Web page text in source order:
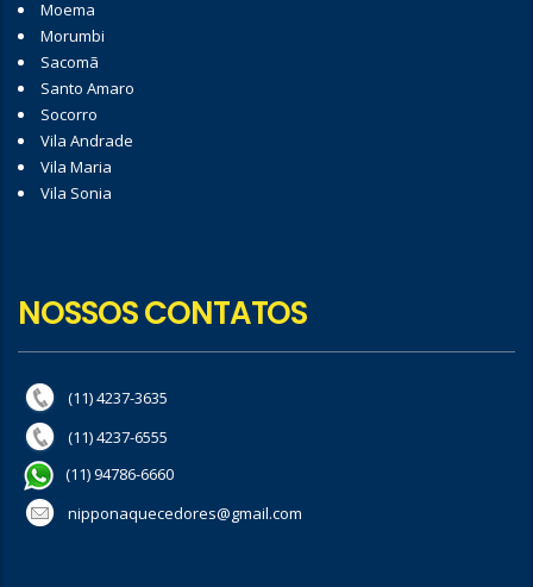
Moema
Morumbi
Sacomã
Santo Amaro
Socorro
Vila Andrade
Vila Maria
Vila Sonia
NOSSOS CONTATOS
(11) 4237-3635
(11) 4237-6555
(11) 94786-6660
nipponaquecedores@gmail.com